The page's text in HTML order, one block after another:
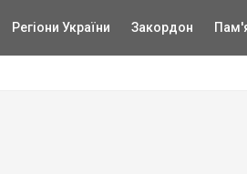
Регіони України Закордон